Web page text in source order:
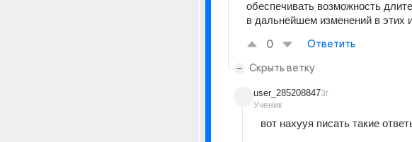
обеспечивать возможность
в дальнейшем изменений в этих
0 Ответить
Скрыть ветку
user_285208847
Ученик
3г
вот нахууя писать такие